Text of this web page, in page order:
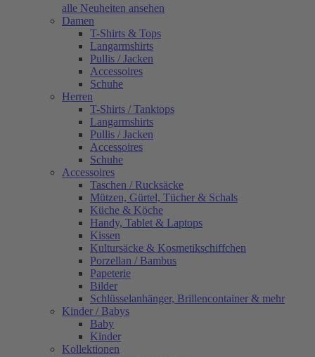
alle Neuheiten ansehen
Damen
T-Shirts & Tops
Langarmshirts
Pullis / Jacken
Accessoires
Schuhe
Herren
T-Shirts / Tanktops
Langarmshirts
Pullis / Jacken
Accessoires
Schuhe
Accessoires
Taschen / Rucksäcke
Mützen, Gürtel, Tücher & Schals
Küche & Köche
Handy, Tablet & Laptops
Kissen
Kultursäcke & Kosmetikschiffchen
Porzellan / Bambus
Papeterie
Bilder
Schlüsselanhänger, Brillencontainer & mehr
Kinder / Babys
Baby
Kinder
Kollektionen